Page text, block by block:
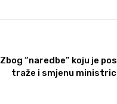
Zbog “naredbe” koju je
traže i smjenu